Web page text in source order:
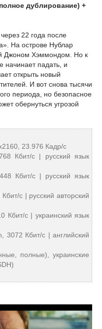
дублирование) +
22 года после
На острове Нублар
Джоном Хэммондом. Но к
начинает падать, и
открыть новый
И вот снова тысячи
периода, но безопасное
обернуться угрозой
23.976 Кадр/с
Кбит/с | русский язык
Кбит/с | русский язык
с | русский авторский
Кбит/с | украинский язык
3072 Кбит/с | английский
полные), украинские